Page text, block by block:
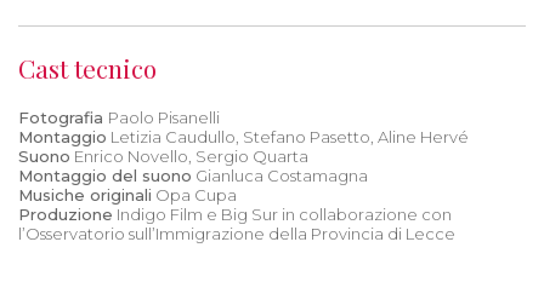
Cast tecnico
Fotografia Paolo Pisanelli
Montaggio Letizia Caudullo, Stefano Pasetto, Aline Hervé
Suono Enrico Novello, Sergio Quarta
Montaggio del suono Gianluca Costamagna
Musiche originali Opa Cupa
Produzione Indigo Film e Big Sur in collaborazione con
l’Osservatorio sull’Immigrazione della Provincia di Lecce